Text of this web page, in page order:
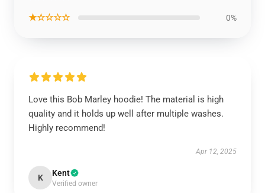
★☆☆☆☆ 0%
Love this Bob Marley hoodie! The material is high
quality and it holds up well after multiple washes.
Highly recommend!
Apr 12, 2025
K Kent
Verified owner